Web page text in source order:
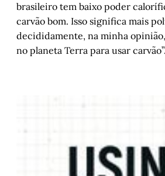
brasileiro tem baixo poder
carvão bom. Isso significa mais
decididamente, na minha
no planeta Terra para usar carvão”.